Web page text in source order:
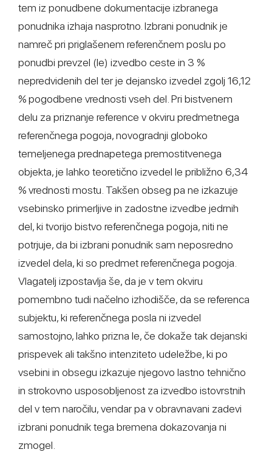
tem iz ponudbene dokumentacije izbranega
ponudnika izhaja nasprotno. Izbrani ponudnik je
namreč pri priglašenem referenčnem poslu po
ponudbi prevzel (le) izvedbo ceste in 3 %
nepredvidenih del ter je dejansko izvedel zgolj 16,12
% pogodbene vrednosti vseh del. Pri bistvenem
delu za priznanje reference v okviru predmetnega
referenčnega pogoja, novogradnji globoko
temeljenega prednapetega premostitvenega
objekta, je lahko teoretično izvedel le približno 6,34
% vrednosti mostu. Takšen obseg pa ne izkazuje
vsebinsko primerljive in zadostne izvedbe jedrnih
del, ki tvorijo bistvo referenčnega pogoja, niti ne
potrjuje, da bi izbrani ponudnik sam neposredno
izvedel dela, ki so predmet referenčnega pogoja.
Vlagatelj izpostavlja še, da je v tem okviru
pomembno tudi načelno izhodišče, da se referenca
subjektu, ki referenčnega posla ni izvedel
samostojno, lahko prizna le, če dokaže tak dejanski
prispevek ali takšno intenziteto udeležbe, ki po
vsebini in obsegu izkazuje njegovo lastno tehnično
in strokovno usposobljenost za izvedbo istovrstnih
del v tem naročilu, vendar pa v obravnavani zadevi
izbrani ponudnik tega bremena dokazovanja ni
zmogel.